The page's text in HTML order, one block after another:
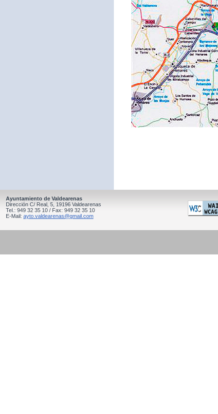
Ayuntamiento de Valdearenas
Dirección C/ Real, 5, 19196 Valdearenas
Tel.: 949 32 35 10 / Fax: 949 32 35 10
E-Mail: ayto.valdearenas@gmail.com